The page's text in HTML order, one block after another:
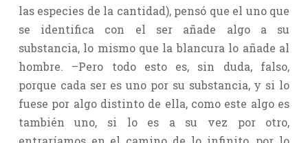
las especies de la cantidad), pensó que el uno que
se identifica con el ser añade algo a su
substancia, lo mismo que la blancura lo añade al
hombre. –Pero todo esto es, sin duda, falso,
porque cada ser es uno por su substancia, y si lo
fuese por algo distinto de ella, como este algo es
también uno, si lo es a su vez por otro,